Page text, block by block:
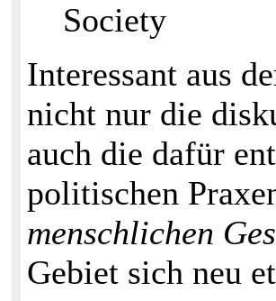
Society
Interessant aus
nicht nur die
auch die dafür
politischen
menschlichen
Gebiet sich neu